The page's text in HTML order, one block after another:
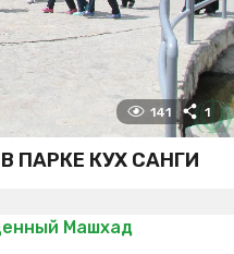
141 1
ПАРКЕ КУХ САНГИ